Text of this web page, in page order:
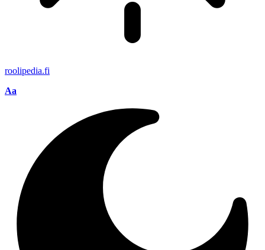
roolipedia.fi
Aa